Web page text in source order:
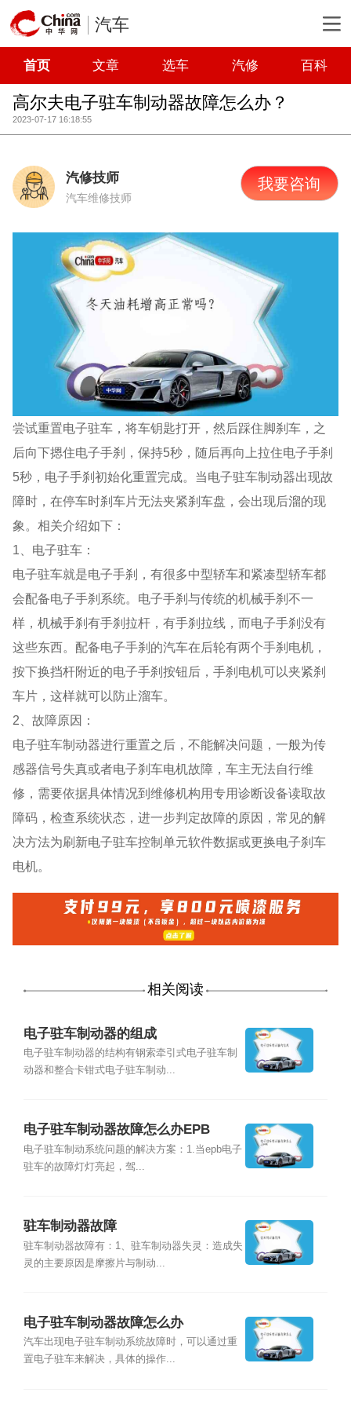
汽车
首页 文章 选车 汽修 百科
高尔夫电子驻车制动器故障怎么办？
2023-07-17 16:18:55
汽修技师
汽车维修技师
我要咨询
尝试重置电子驻车，将车钥匙打开，然后踩住脚刹车，之
后向下摁住电子手刹，保持5秒，随后再向上拉住电子手刹
5秒，电子手刹初始化重置完成。当电子驻车制动器出现故
障时，在停车时刹车片无法夹紧刹车盘，会出现后溜的现
象。相关介绍如下：
1、电子驻车：
电子驻车就是电子手刹，有很多中型轿车和紧凑型轿车都
会配备电子手刹系统。电子手刹与传统的机械手刹不一
样，机械手刹有手刹拉杆，有手刹拉线，而电子手刹没有
这些东西。配备电子手刹的汽车在后轮有两个手刹电机，
按下换挡杆附近的电子手刹按钮后，手刹电机可以夹紧刹
车片，这样就可以防止溜车。
2、故障原因：
电子驻车制动器进行重置之后，不能解决问题，一般为传
感器信号失真或者电子刹车电机故障，车主无法自行维
修，需要依据具体情况到维修机构用专用诊断设备读取故
障码，检查系统状态，进一步判定故障的原因，常见的解
决方法为刷新电子驻车控制单元软件数据或更换电子刹车
电机。
相关阅读
电子驻车制动器的组成
电子驻车制动器的结构有钢索牵引式电子驻车制
动器和整合卡钳式电子驻车制动...
电子驻车制动器故障怎么办EPB
电子驻车制动系统问题的解决方案：1.当epb电子
驻车的故障灯灯亮起，驾...
驻车制动器故障
驻车制动器故障有：1、驻车制动器失灵：造成失
灵的主要原因是摩擦片与制动...
电子驻车制动器故障怎么办
汽车出现电子驻车制动系统故障时，可以通过重
置电子驻车来解决，具体的操作...